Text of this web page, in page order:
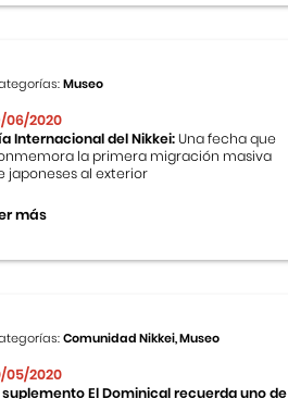
Museo
06/2020
Internacional del Nikkei:Una fecha que
la primera migración masiva
japoneses al exterior
más
Comunidad Nikkei, Museo
05/2020
suplemento El Dominical recuerda uno de